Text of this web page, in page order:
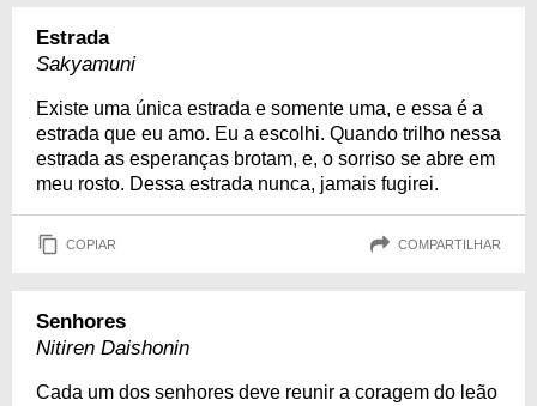
Estrada
Sakyamuni
Existe uma única estrada e somente uma, e essa é a
estrada que eu amo. Eu a escolhi. Quando trilho nessa
estrada as esperanças brotam, e, o sorriso se abre em
meu rosto. Dessa estrada nunca, jamais fugirei.
COPIAR COMPARTILHAR
Senhores
Nitiren Daishonin
Cada um dos senhores deve reunir a coragem do leão